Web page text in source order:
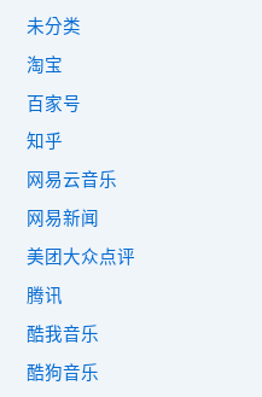
未分类
淘宝
百家号
知乎
网易云音乐
网易新闻
美团大众点评
腾讯
酷我音乐
酷狗音乐